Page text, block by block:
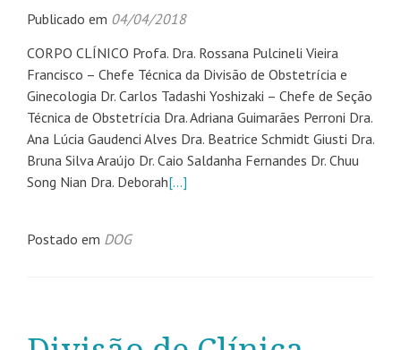
Publicado em 04/04/2018
CORPO CLÍNICO Profa. Dra. Rossana Pulcineli Vieira
Francisco – Chefe Técnica da Divisão de Obstetrícia e
Ginecologia Dr. Carlos Tadashi Yoshizaki – Chefe de Seção
Técnica de Obstetrícia Dra. Adriana Guimarães Perroni Dra.
Ana Lúcia Gaudenci Alves Dra. Beatrice Schmidt Giusti Dra.
Bruna Silva Araújo Dr. Caio Saldanha Fernandes Dr. Chuu
Song Nian Dra. Deborah[…]
Postado em DOG